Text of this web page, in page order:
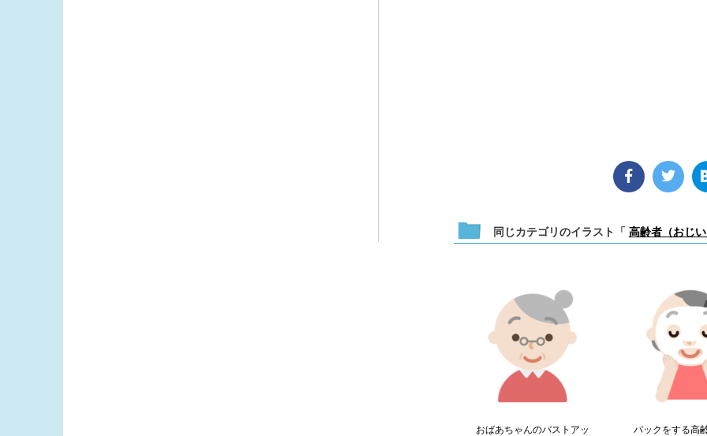
同じカテゴリのイラスト「 高齢者（おじ
おばあちゃんのバストアッ
パックをする高